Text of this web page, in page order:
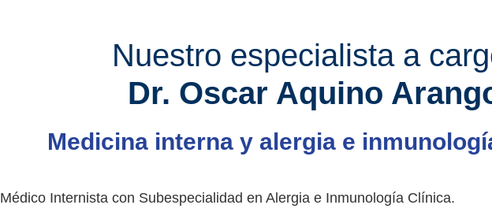
Nuestro especialista a
Dr. Oscar Aquino
Medicina interna y alergia e
Médico Internista con Subespecialidad en Alergia e Inmunología Clínica.